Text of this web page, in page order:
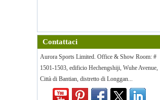
Contattaci
Aurora Sports Limited. Office & Show Room: #
1501-1503, edificio Hechengshiji, Wuhe Avenue,
Città di Bantian, distretto di Longgan...